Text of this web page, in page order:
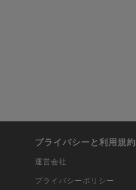
プライバシーと利用規約
運営会社
プライバシーポリシー